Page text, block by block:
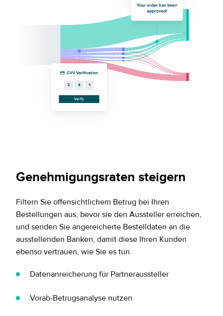
Genehmigungsraten steigern
Filtern Sie offensichtlichem Betrug bei Ihren
Bestellungen aus, bevor sie den Aussteller erreichen,
und senden Sie angereicherte Bestelldaten an die
ausstellenden Banken, damit diese Ihren Kunden
ebenso vertrauen, wie Sie es tun.
Datenanreicherung für Partneraussteller
Vorab-Betrugsanalyse nutzen